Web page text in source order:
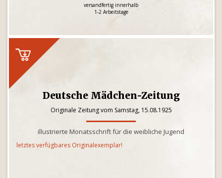
versandfertig innerhalb
1-2 Arbeitstage
Deutsche Mädchen-Zeitung
Originale Zeitung vom Samstag, 15.08.1925
illustrierte Monatsschrift für die weibliche Jugend
letztes verfügbares Originalexemplar!